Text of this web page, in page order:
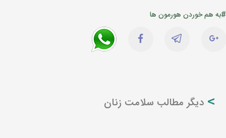
#به هم خوردن هورمون ها
دیگر مطالب سلامت زنان